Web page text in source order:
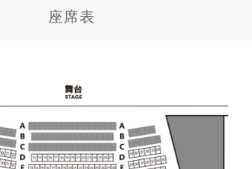
座席表